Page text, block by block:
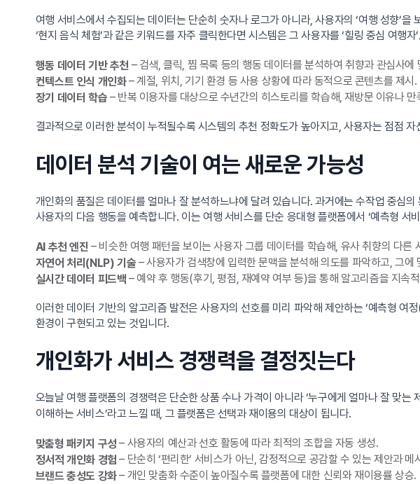
여행 서비스에서 수집되는 데이터는 단순히 숫자나 로그가 아니라, 사용자의 ‘여행 성향’
‘현지 음식 체험’과 같은 키워드를 자주 클릭한다면 시스템은 그 사용자를 ‘힐링 중심 여행
행동 데이터 기반 추천 – 검색, 클릭, 찜 목록 등의 행동 데이터를 분석하여 취향과 관심사에
컨텍스트 인식 개인화– 계절, 위치, 기기 환경 등 사용 상황에 따라 동적으로 콘텐츠를 제시.
장기 데이터 학습 – 반복 이용자를 대상으로 수년간의 히스토리를 학습해, 재방문 이유나
결과적으로 이러한 분석이 누적될수록 시스템의 추천 정확도가 높아지고, 사용자는 점점
데이터 분석 기술이 여는 새로운 가능성
개인화의 품질은 데이터를 얼마나 잘 분석하느냐에 달려 있습니다. 과거에는 수작업 중심
사용자의 다음 행동을 예측합니다. 이는 여행 서비스를 단순 응대형 플랫폼에서 ‘예측형 서
AI 추천 엔진 – 비슷한 여행 패턴을 보이는 사용자 그룹 데이터를 학습해, 유사 취향의 다른
자연어 처리(NLP) 기술 – 사용자가 검색창에 입력한 문맥을 분석해 의도를 파악하고, 그에
실시간 데이터 피드백 – 예약 후 행동(후기, 평점, 재예약 여부 등)을 통해 알고리즘을 지속
이러한 데이터 기반의 알고리즘 발전은 사용자의 선호를 미리 파악해 제안하는 ‘예측형
환경이 구현되고 있는 것입니다.
개인화가 서비스 경쟁력을 결정짓는다
오늘날 여행 플랫폼의 경쟁력은 단순한 상품 수나 가격이 아니라 ‘누구에게 얼마나 잘 맞는
이해하는 서비스’라고 느낄 때, 그 플랫폼은 선택과 재이용의 대상이 됩니다.
맞춤형 패키지 구성 – 사용자의 예산과 선호 활동에 따라 최적의 조합을 자동 생성.
정서적 개인화 경험 – 단순히 ‘편리한’ 서비스가 아닌, 감정적으로 공감할 수 있는 제안과 메
브랜드 충성도 강화– 개인 맞춤화 수준이 높아질수록 플랫폼에 대한 신뢰와 재이용률 상승.